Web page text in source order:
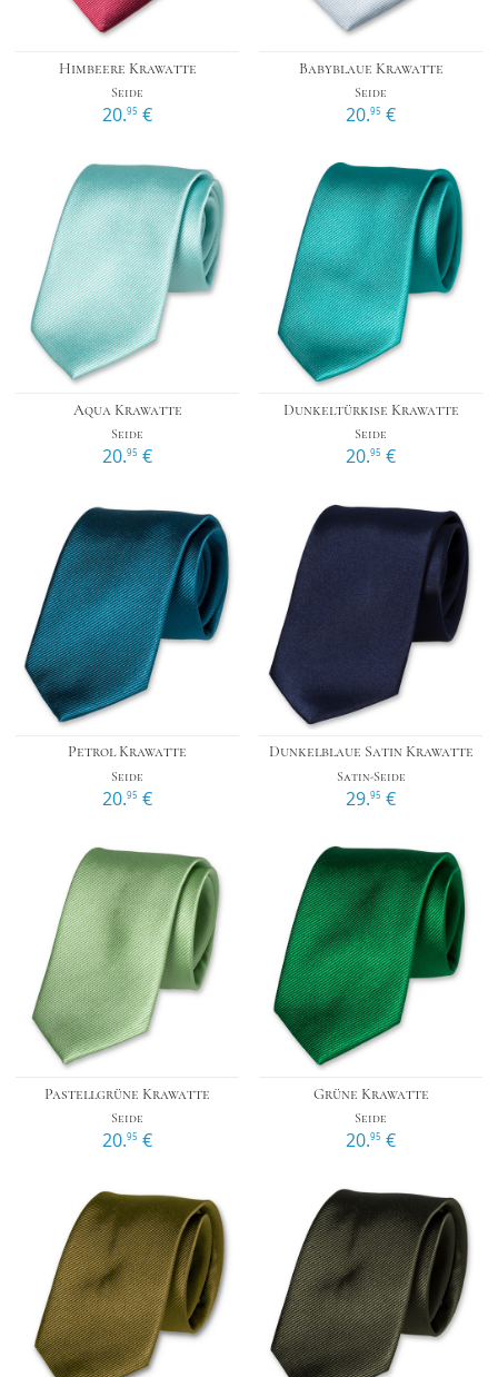
Himbeere Krawatte
Seide
20.95 €
Babyblaue Krawatte
Seide
20.95 €
Aqua Krawatte
Seide
20.95 €
Dunkeltürkise Krawatte
Seide
20.95 €
Petrol Krawatte
Seide
20.95 €
Dunkelblaue Satin Krawatte
Satin-Seide
29.95 €
Pastellgrüne Krawatte
Seide
20.95 €
Grüne Krawatte
Seide
20.95 €